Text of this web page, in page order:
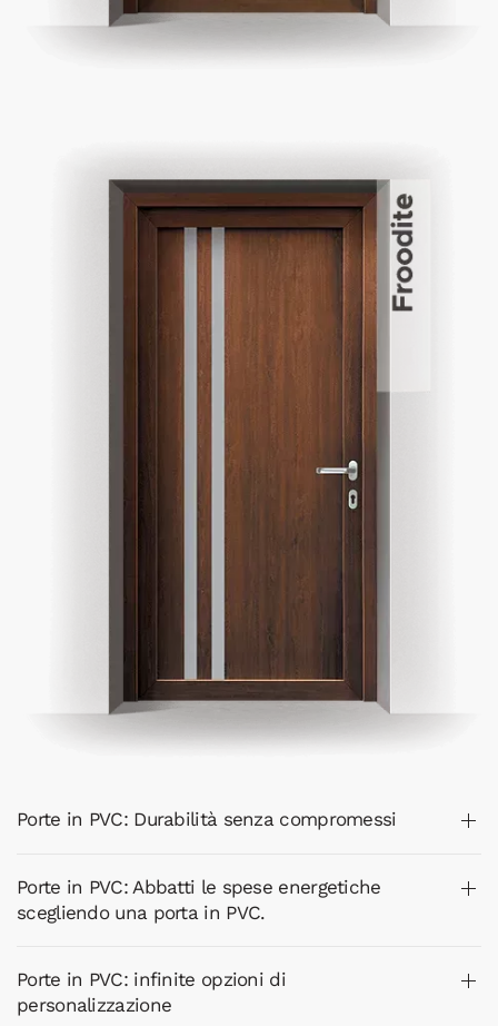
Porte in PVC: Durabilità senza compromessi
Porte in PVC: Abbatti le spese energetiche
scegliendo una porta in PVC.
Porte in PVC: infinite opzioni di
personalizzazione